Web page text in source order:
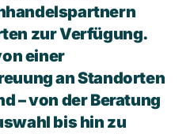
zur Verfügung.
einer
an Standorten
– von der Beratung
bis hin zu